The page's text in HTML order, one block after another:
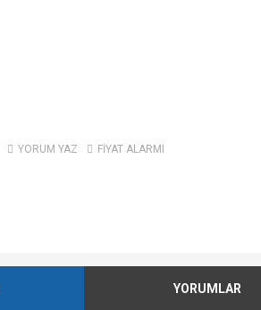
YORUM YAZ FİYAT ALARMI
YORUMLAR